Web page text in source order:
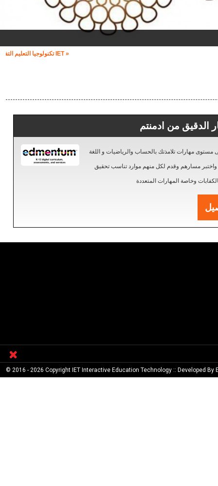
الدقيق من ادمنتم
مهارات تلامذتك بالحساب والرياضيات و اللغة
واختبر مسارهم وقدم لكل منهم موارد تناسب تحقيق
وخاصة المهارات المتعددة
© 2016 - 2026 Copyright IET Interactive Education Technology :: Developed By